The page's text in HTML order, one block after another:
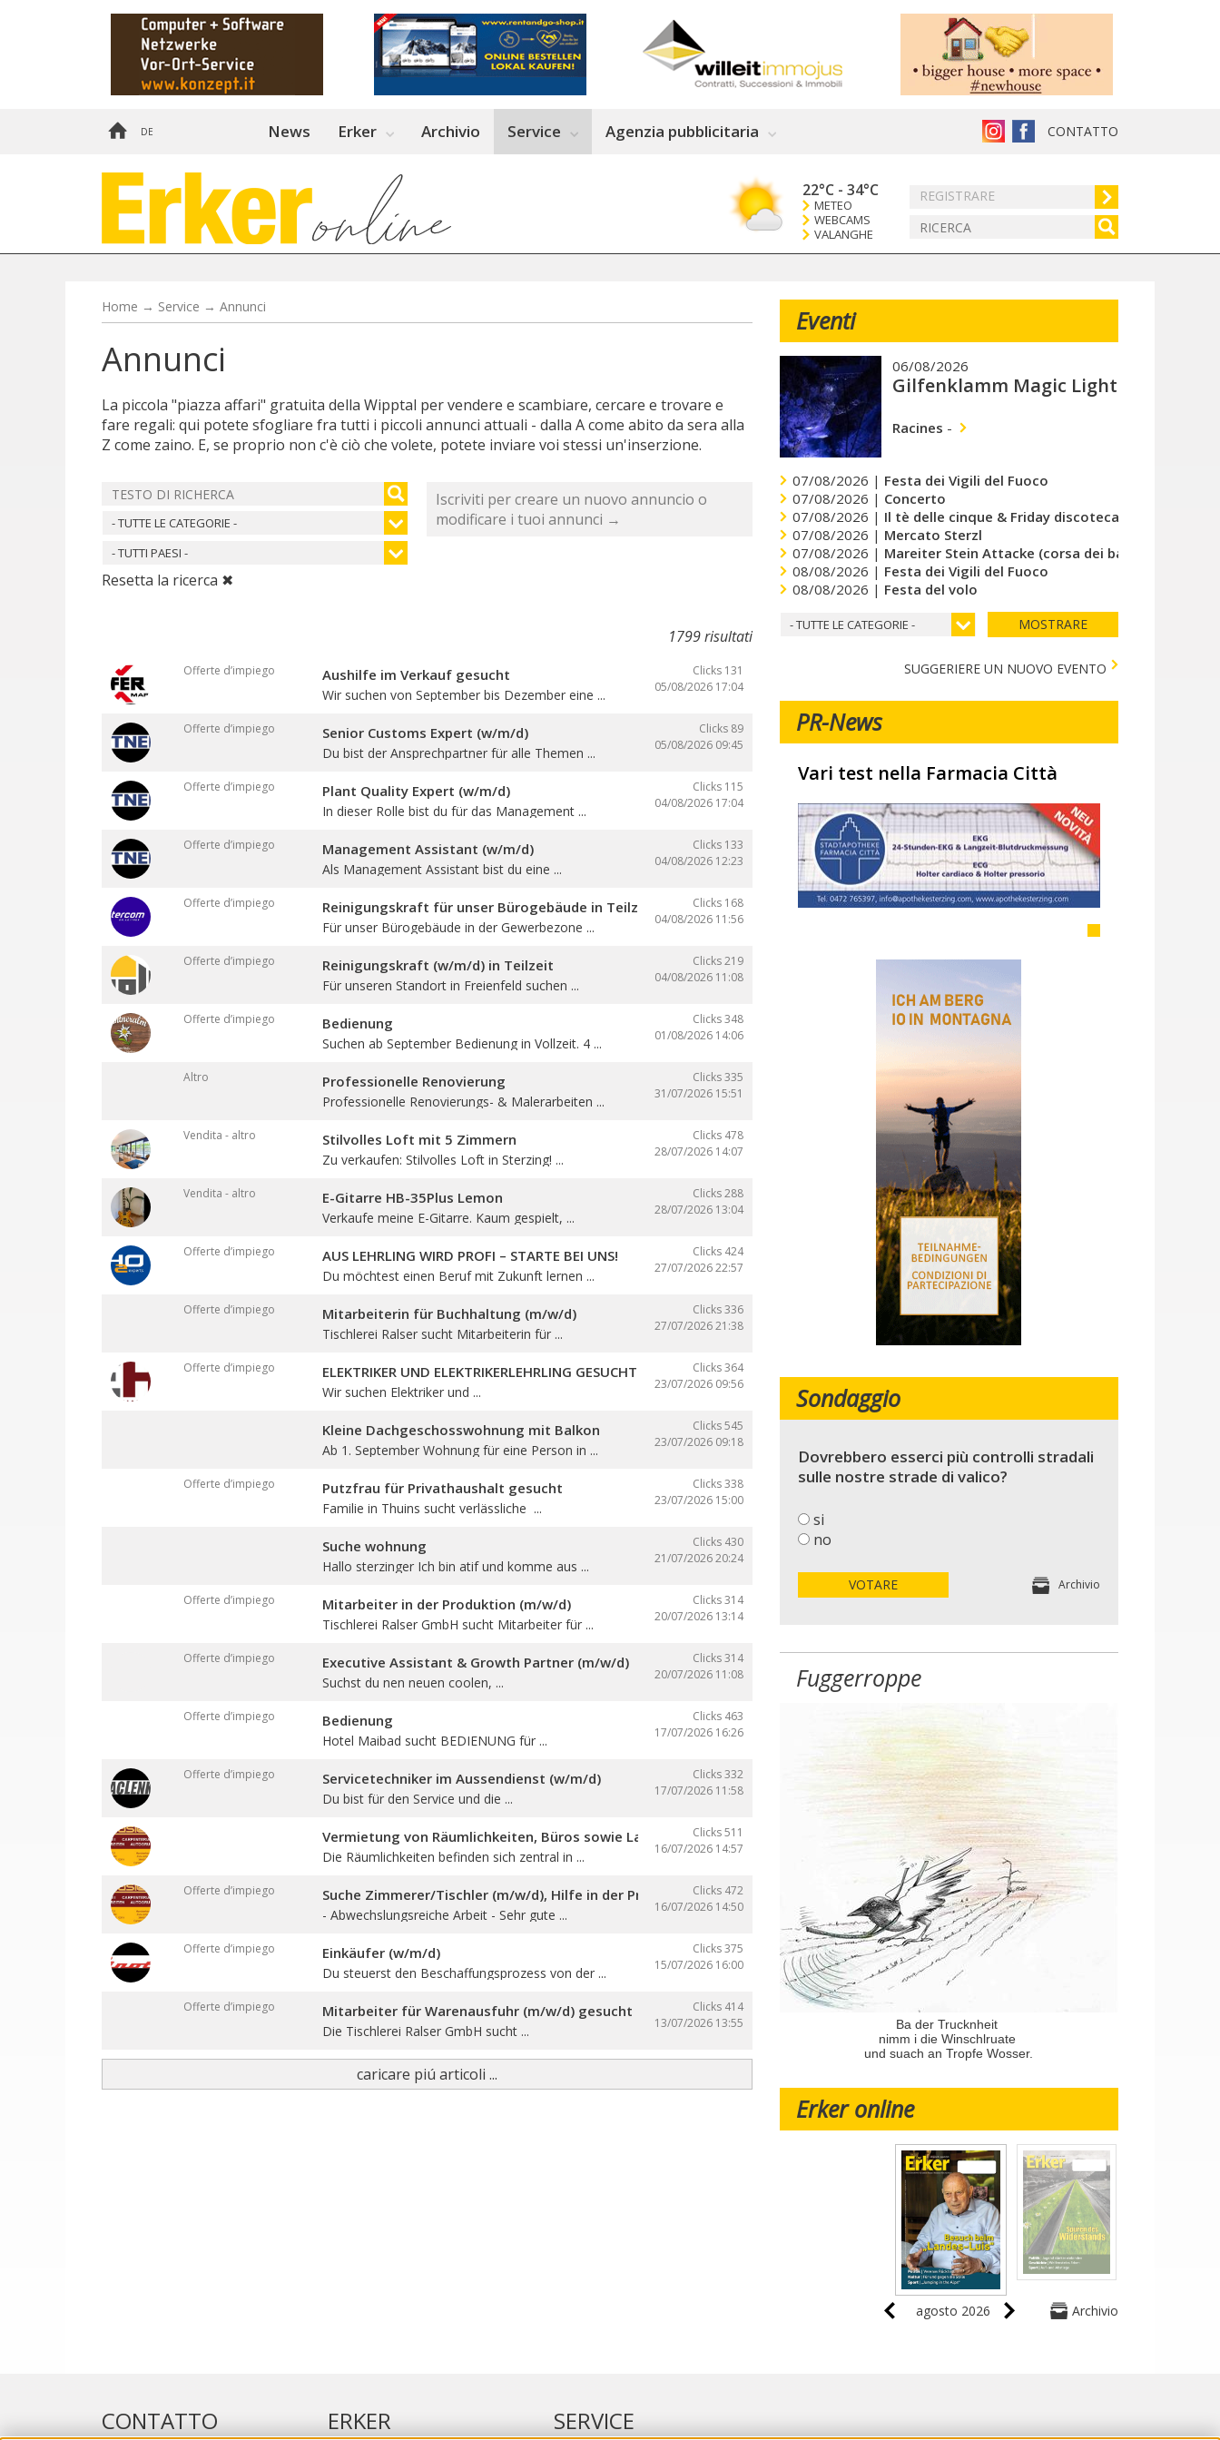
DE CONTATTO
News Erker Archivio Service Agenzia pubblicitaria
REGISTRARE
22°C - 34°C
METEO
WEBCAMS
VALANGHE
Home → Service → Annunci
Annunci
La piccola "piazza affari" gratuita della Wipptal per vendere e scambiare, cercare e trovare e
fare regali: qui potete sfogliare fra tutti i piccoli annunci attuali - dalla A come abito da sera alla
Z come zaino. E, se proprio non c'è ciò che volete, potete inviare voi stessi un'inserzione.
- TUTTE LE CATEGORIE -
- TUTTI PAESI -
Resetta la ricerca ✖
Iscriviti per creare un nuovo annuncio o
modificare i tuoi annunci →
1799 risultati
Offerte d’impiego
Clicks 131
05/08/2026 17:04
Aushilfe im Verkauf gesucht
Wir suchen von September bis Dezember eine ...
Offerte d’impiego
Clicks 89
05/08/2026 09:45
Senior Customs Expert (w/m/d)
Du bist der Ansprechpartner für alle Themen ...
Offerte d’impiego
Clicks 115
04/08/2026 17:04
Plant Quality Expert (w/m/d)
In dieser Rolle bist du für das Management ...
Offerte d’impiego
Clicks 133
04/08/2026 12:23
Management Assistant (w/m/d)
Als Management Assistant bist du eine ...
Offerte d’impiego
Clicks 168
04/08/2026 11:56
Reinigungskraft für unser Bürogebäude in Teilzeit
Für unser Bürogebäude in der Gewerbezone ...
Offerte d’impiego
Clicks 219
04/08/2026 11:08
Reinigungskraft (w/m/d) in Teilzeit
Für unseren Standort in Freienfeld suchen ...
Offerte d’impiego
Clicks 348
01/08/2026 14:06
Bedienung
Suchen ab September Bedienung in Vollzeit. 4 ...
Altro
Clicks 335
31/07/2026 15:51
Professionelle Renovierung
Professionelle Renovierungs- & Malerarbeiten ...
Vendita - altro
Clicks 478
28/07/2026 14:07
Stilvolles Loft mit 5 Zimmern
Zu verkaufen: Stilvolles Loft in Sterzing! ...
Vendita - altro
Clicks 288
28/07/2026 13:04
E-Gitarre HB-35Plus Lemon
Verkaufe meine E-Gitarre. Kaum gespielt, ...
Offerte d’impiego
Clicks 424
27/07/202622:57
AUS LEHRLING WIRD PROFI – STARTE BEI UNS!
Du möchtest einen Beruf mit Zukunft lernen ...
Offerte d’impiego
Clicks 336
27/07/202621:38
Mitarbeiterin für Buchhaltung (m/w/d)
Tischlerei Ralser sucht Mitarbeiterin für ...
Offerte d’impiego
Clicks 364
23/07/2026 09:56
ELEKTRIKER UND ELEKTRIKERLEHRLING GESUCHT
Wir suchen Elektriker und ...
Clicks 545
23/07/2026 09:18
Kleine Dachgeschosswohnung mit Balkon
Ab 1. September Wohnung für eine Person in ...
Offerte d’impiego
Clicks 338
23/07/2026 15:00
Putzfrau für Privathaushalt gesucht
Familie in Thuins sucht verlässliche ...
Clicks 430
21/07/202620:24
Suche wohnung
Hallo sterzinger Ich bin atif und komme aus ...
Offerte d’impiego
Clicks 314
20/07/2026 13:14
Mitarbeiter in der Produktion (m/w/d)
Tischlerei Ralser GmbH sucht Mitarbeiter für ...
Offerte d’impiego
Clicks 314
20/07/2026 11:08
Executive Assistant & Growth Partner (m/w/d)
Suchst du nen neuen coolen, ...
Offerte d’impiego
Clicks 463
17/07/2026 16:26
Bedienung
Hotel Maibad sucht BEDIENUNG für ...
Offerte d’impiego
Clicks 332
17/07/2026 11:58
Servicetechniker im Aussendienst (w/m/d)
Du bist für den Service und die ...
Clicks 511
16/07/2026 14:57
Vermietung von Räumlichkeiten, Büros sowie Lager- und Produktionsflächen, Halle mit Lagerplatz
Die Räumlichkeiten befinden sich zentral in ...
Offerte d’impiego
Clicks 472
16/07/2026 14:50
Suche Zimmerer/Tischler (m/w/d), Hilfe in der Produktion und auf den Baustellen (m/w/d), Hausmeister (m/w/d)
- Abwechslungsreiche Arbeit - Sehr gute ...
Offerte d’impiego
Clicks 375
15/07/2026 16:00
Einkäufer (w/m/d)
Du steuerst den Beschaffungsprozess von der ...
Offerte d’impiego
Clicks 414
13/07/2026 13:55
Mitarbeiter für Warenausfuhr (m/w/d) gesucht
Die Tischlerei Ralser GmbH sucht ...
caricare piú articoli ...
Eventi
06/08/2026
Gilfenklamm Magic Light
Racines -
07/08/2026 | Festa dei Vigili del Fuoco
07/08/2026 | Concerto
07/08/2026 | Il tè delle cinque & Friday discoteca del cuore
07/08/2026 | Mercato Sterzl
07/08/2026 | Mareiter Stein Attacke (corsa dei bambini)
08/08/2026 | Festa dei Vigili del Fuoco
08/08/2026 | Festa del volo
- TUTTE LE CATEGORIE - MOSTRARE
SUGGERIERE UN NUOVO EVENTO
PR-News
Vari test nella Farmacia Città
Sondaggio
Dovrebbero esserci più controlli stradali
sulle nostre strade di valico?
si
no
VOTARE Archivio
Fuggerroppe
Ba der Trucknheit
nimm i die Winschlruate
und suach an Tropfe Wosser.
Erker online
agosto 2026 Archivio
CONTATTO ERKER SERVICE